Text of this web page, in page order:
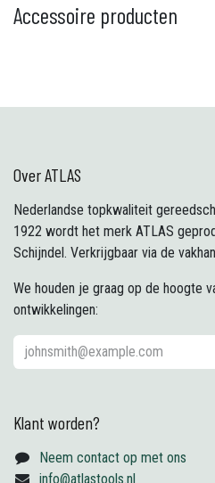
Accessoire producten
Over ATLAS
Nederlandse topkwaliteit
1922 wordt het merk ATLAS
Schijndel. Verkrijgbaar via de
We houden je graag op de hoogte
ontwikkelingen:
Klant worden?
Neem contact op met ons
info@atlastools.nl